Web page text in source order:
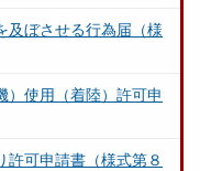
及ぼさせる行為届（様
）使用（着陸）許可申
許可申請書（様式第８